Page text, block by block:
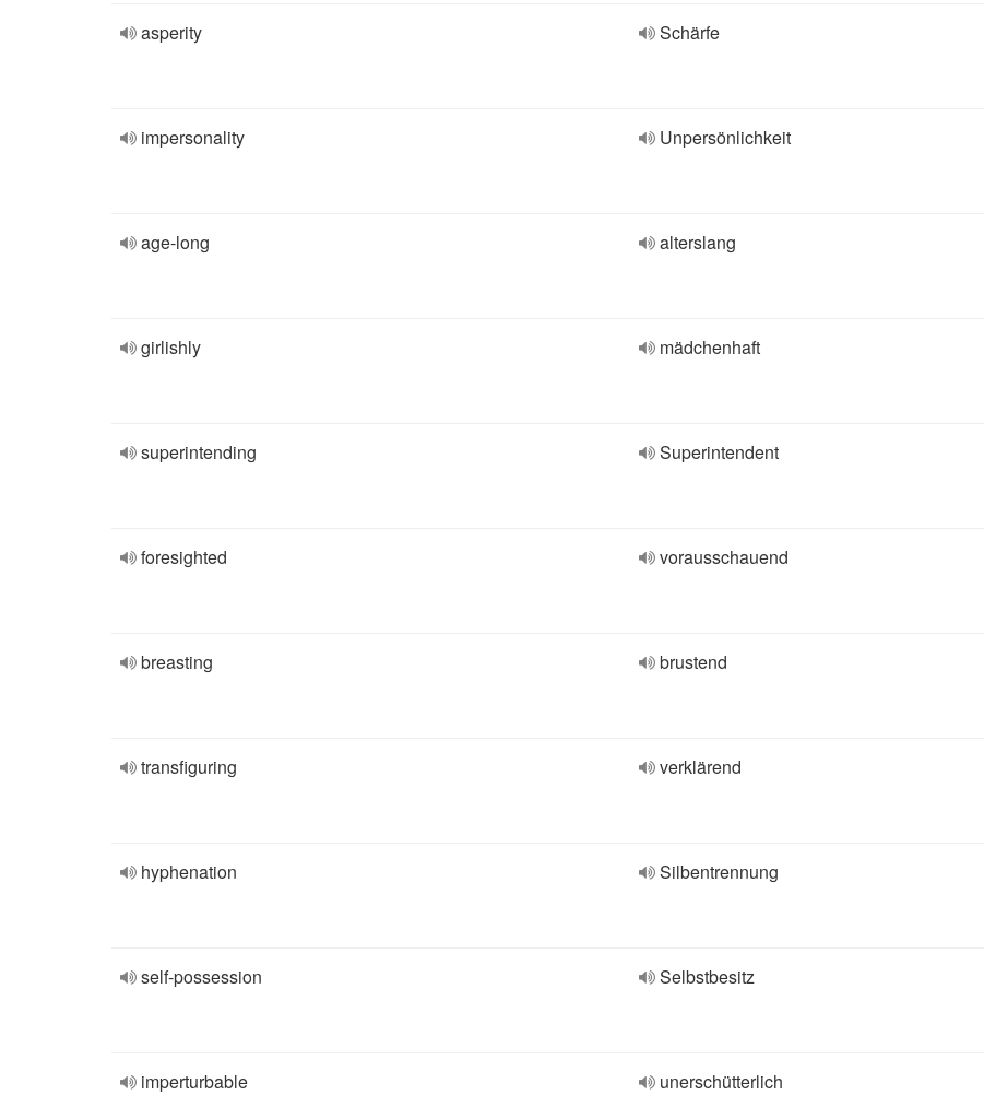
asperity Schärfe
impersonality Unpersönlichkeit
age-long alterslang
girlishly mädchenhaft
superintending Superintendent
foresighted vorausschauend
breasting brustend
transfiguring verklärend
hyphenation Silbentrennung
self-possession Selbstbesitz
imperturbable unerschütterlich